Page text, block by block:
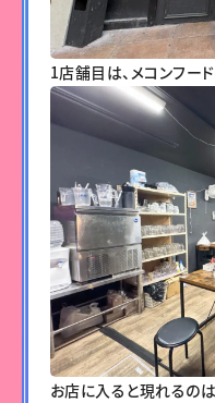
1店舗目は、メコンフー
お店に入ると現れるの